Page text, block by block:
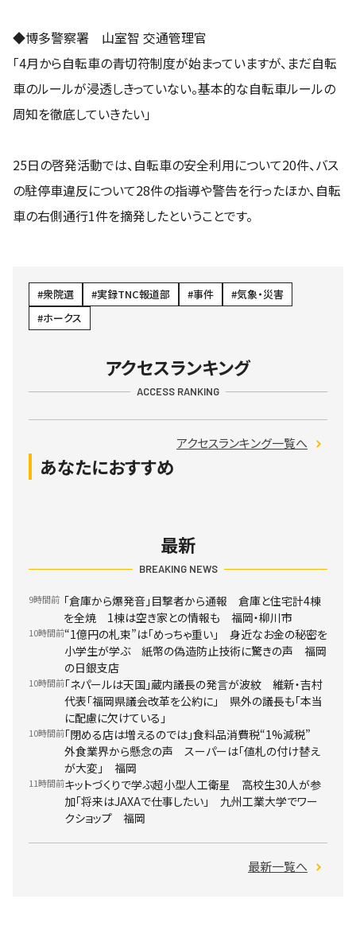
◆博多警察署 山室智 交通管理官
「4月から自転車の青切符制度が始まっていますが、まだ自転
車のルールが浸透しきっていない。基本的な自転車ルールの
周知を徹底していきたい」
25日の啓発活動では、自転車の安全利用について20件、バス
の駐停車違反について28件の指導や警告を行ったほか、自転
車の右側通行1件を摘発したということです。
衆院選 実録TNC報道部 事件
気象・災害
ホークス
アクセスランキング
ACCESS RANKING
アクセスランキング一覧へ
あなたにおすすめ
最新
BREAKING NEWS
9時間前 「倉庫から爆発音」目撃者から通報 倉庫と住宅計4棟
を全焼 1棟は空き家との情報も 福岡・柳川市
10時間前“1億円の札束”は「めっちゃ重い」 身近なお金の秘密を
小学生が学ぶ 紙幣の偽造防止技術に驚きの声 福岡
の日銀支店
10時間前「ネパールは天国」蔵内議長の発言が波紋 維新・吉村
代表「福岡県議会改革を公約に」 県外の議長も「本当
に配慮に欠けている」
10時間前「閉める店は増えるのでは」食料品消費税“1%減税”
外食業界から懸念の声 スーパーは「値札の付け替え
が大変」 福岡
11時間前キットづくりで学ぶ超小型人工衛星 高校生30人が参
加「将来はJAXAで仕事したい」 九州工業大学でワー
クショップ 福岡
最新一覧へ